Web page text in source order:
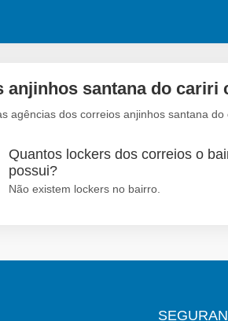
santana do cariri
agências dos correios anjinhos santana do
Quantos lockers dos correios o
possui?
Não existem lockers no bairro.